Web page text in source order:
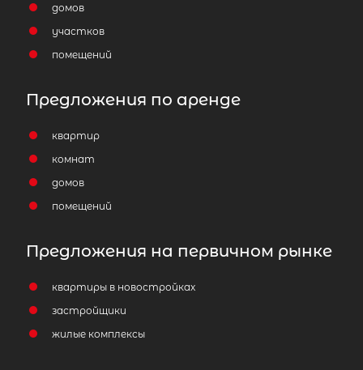
домов
участков
помещений
Предложения по аренде
квартир
комнат
домов
помещений
Предложения на первичном рынке
квартиры в новостройках
застройщики
жилые комплексы